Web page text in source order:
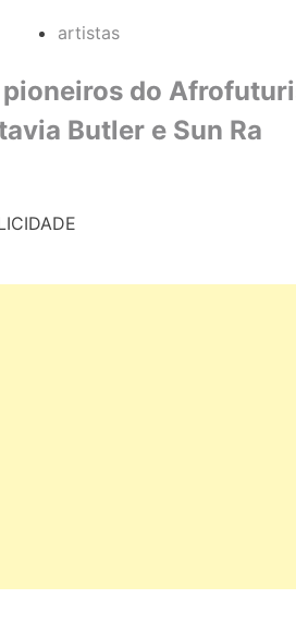
artistas
pioneiros do
Butler e Sun Ra